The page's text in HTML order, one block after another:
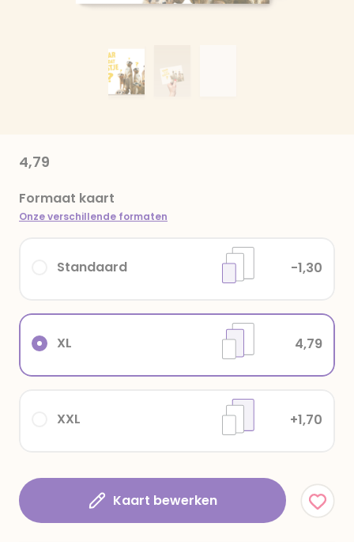
4,79
Formaat kaart
Onze verschillende formaten
XXL +1,70
XL 4,79
Standaard -1,30
Kaart bewerken